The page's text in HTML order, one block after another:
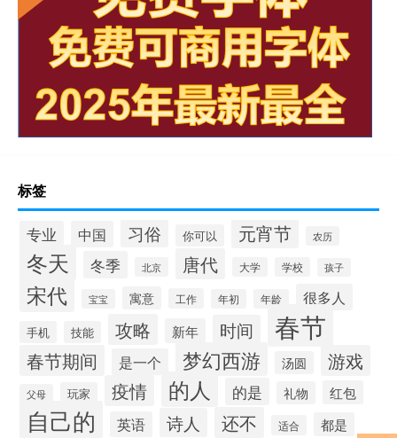
标签
专业 中国 习俗 你可以 元宵节 农历
冬天 冬季 北京 唐代 大学 学校 孩子
宋代 宝宝 寓意 工作 年初 年龄 很多人
手机 技能 攻略 新年 时间 春节
春节期间 是一个 梦幻西游 汤圆 游戏
父母 玩家 疫情 的人 的是 礼物 红包
自己的 英语 诗人 还不 适合 都是